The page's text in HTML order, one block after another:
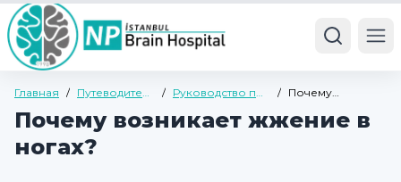
Главная / Путеводитель
/ Руководство по
здоровью
/ Почему
жжение в ногах?
Почему возникает жжение в
ногах?